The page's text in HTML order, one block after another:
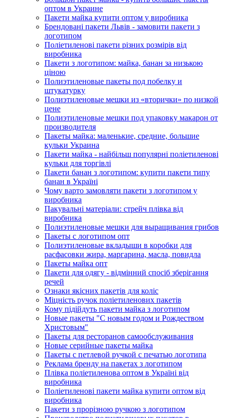
оптом в Украине
Пакети майка купити оптом у виробника
Брендовані пакети Львів - замовити пакети з
логотипом
Поліетиленові пакети різних розмірів від
виробника
Пакети з логотипом: майка, банан за низькою
ціною
Полиэтиленовые пакеты под побелку и
штукатурку
Полиэтиленовые мешки из «вторички» по низкой
цене
Полиэтиленовые мешки под упаковку макарон от
производителя
Пакеты майка: маленькие, средние, большие
кульки Украина
Пакети майка - найбільш популярні поліетиленові
кульки для торгівлі
Пакети банан з логотипом: купити пакети типу
банан в Україні
Чому варто замовляти пакети з логотипом у
виробника
Пакувальні матеріали: стрейч плівка від
виробника
Полиэтиленовые мешки для выращивания грибов
Пакеты с логотипом опт
Полиэтиленовые вкладыши в коробки для
расфасовки жира, маргарина, масла, повидла
Пакеты майка опт
Пакети для одягу - відмінний спосіб зберігання
речей
Ознаки якісних пакетів для коліс
Міцність ручок поліетиленових пакетів
Кому підійдуть пакети майка з логотипом
Новые пакеты "С новым годом и Рождеством
Христовым"
Пакеты для ресторанов самообслуживания
Новые серийные пакеты майка
Пакеты с петлевой ручкой с печатью логотипа
Реклама бренду на пакетах з логотипом
Плівка поліетиленова оптом в Україні від
виробника
Поліетиленові пакети майка купити оптом від
виробника
Пакети з прорізною ручкою з логотипом